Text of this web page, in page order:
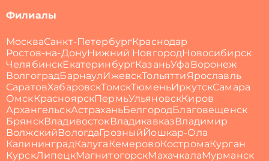
Филиалы
МоскваСанкт-ПетербургКраснодар
Ростов-на-ДонуНижний НовгородНовосибирск
ЧелябинскЕкатеринбургКазаньУфа Воронеж
ВолгоградБарнаулИжевскТольяттиЯрославль
СаратовХабаровскТомскТюменьИркутскСамара
ОмскКрасноярскПермьУльяновскКиров
АрхангельскАстраханьБелгородБлаговещенск
БрянскВладивостокВладикавказВладимир
ВолжскийВологдаГрозныйЙошкар-Ола
КалининградКалуга КемеровоКостромаКурган
КурскЛипецкМагнитогорскМахачкалаМурманск